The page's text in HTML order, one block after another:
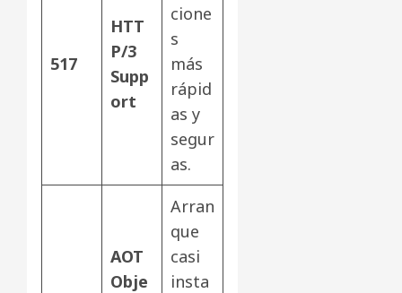
517
HTT
P/3
Supp
ort
cione
s
más
rápid
as y
segur
as.
AOT
Obje
Arran
que
casi
insta